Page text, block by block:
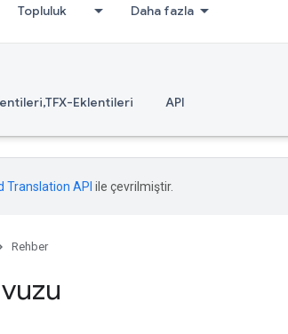
Topluluk Daha fazla
Eklentileri API
Translation API ile çevrilmiştir.
Rehber